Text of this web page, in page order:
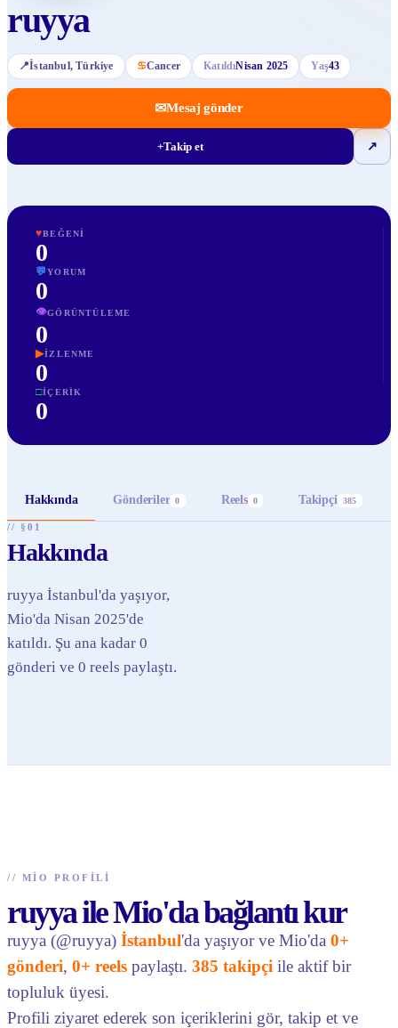
ruyya
📍İstanbul, Türkiye ♋Cancer KatıldıNisan 2025 Yaş43
✉Mesaj gönder
+Takip et ↗
♥BEĞENI
0
💬YORUM
0
👁GÖRÜNTÜLEME
0
▶İZLENME
0
□İÇERIK
0
Hakkında Gönderiler 0 Reels 0 Takipçi 385
// §01
Hakkında
ruyya İstanbul'da yaşıyor,
Mio'da Nisan 2025'de
katıldı. Şu ana kadar 0
gönderi ve 0 reels paylaştı.
// MIO PROFILI
ruyya ile Mio'da bağlantı kur
ruyya (@ruyya) İstanbul'da yaşıyor ve Mio'da 0+
gönderi, 0+ reels paylaştı. 385 takipçi ile aktif bir
topluluk üyesi.
Profili ziyaret ederek son içeriklerini gör, takip et ve